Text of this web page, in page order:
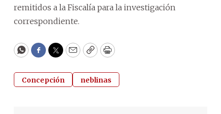
remitidos a la Fiscalía para la investigación
correspondiente.
WhatsApp
Facebook
Twitter
EmailCopyPrint
Concepción neblinas